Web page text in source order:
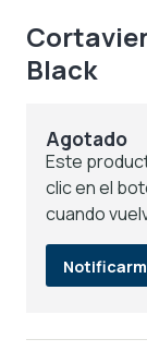
Black
Agotado
Este
clic en el
cuando